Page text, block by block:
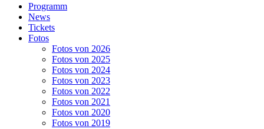
Programm
News
Tickets
Fotos
Fotos von 2026
Fotos von 2025
Fotos von 2024
Fotos von 2023
Fotos von 2022
Fotos von 2021
Fotos von 2020
Fotos von 2019